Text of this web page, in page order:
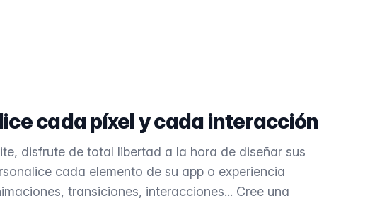
cada píxel y cada interacción
disfrute de total libertad a la hora de diseñar sus
cada elemento de su app o experiencia
transiciones, interacciones... Cree una